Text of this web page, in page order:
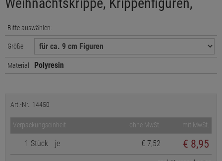
Bitte auswählen:
Größe
Material Polyresin
Art.-Nr.: 14450
Verpackungseinheit ohne MwSt. mit MwSt.
1 Stück je € 7,52 € 8,95